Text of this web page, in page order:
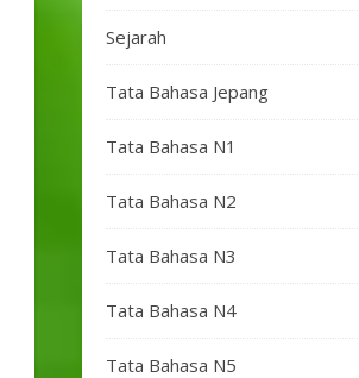
Sejarah
Tata Bahasa Jepang
Tata Bahasa N1
Tata Bahasa N2
Tata Bahasa N3
Tata Bahasa N4
Tata Bahasa N5